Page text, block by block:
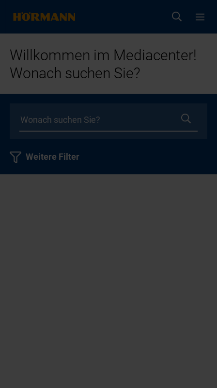
Willkommen im Mediacenter!
Wonach suchen Sie?
Weitere Filter